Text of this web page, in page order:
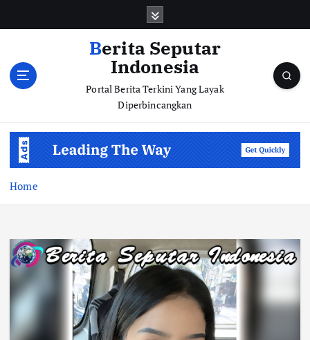
Berita Seputar
Indonesia
Portal Berita Terkini Yang Layak
Diperbincangkan
Home